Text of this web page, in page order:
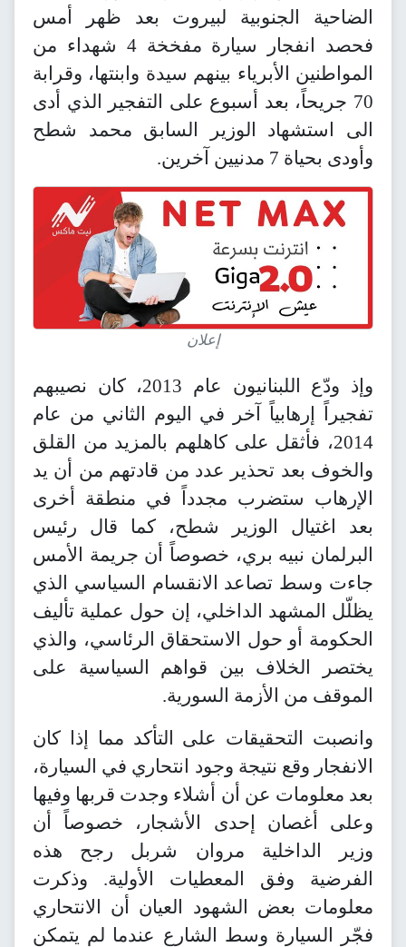
الضاحية الجنوبية لبيروت بعد ظهر أمس
فحصد انفجار سيارة مفخخة 4 شهداء من
المواطنين الأبرياء بينهم سيدة وابنتها، وقرابة
70 جريحاً، بعد أسبوع على التفجير الذي أدى
الى استشهاد الوزير السابق محمد شطح
وأودى بحياة 7 مدنيين آخرين.
إعلان
وإذ ودّع اللبنانيون عام 2013، كان نصيبهم
تفجيراً إرهابياً آخر في اليوم الثاني من عام
2014، فأثقل على كاهلهم بالمزيد من القلق
والخوف بعد تحذير عدد من قادتهم من أن يد
الإرهاب ستضرب مجدداً في منطقة أخرى
بعد اغتيال الوزير شطح، كما قال رئيس
البرلمان نبيه بري، خصوصاً أن جريمة الأمس
جاءت وسط تصاعد الانقسام السياسي الذي
يظلّل المشهد الداخلي، إن حول عملية تأليف
الحكومة أو حول الاستحقاق الرئاسي، والذي
يختصر الخلاف بين قواهم السياسية على
الموقف من الأزمة السورية.
وانصبت التحقيقات على التأكد مما إذا كان
الانفجار وقع نتيجة وجود انتحاري في السيارة،
بعد معلومات عن أن أشلاء وجدت قربها وفيها
وعلى أغصان إحدى الأشجار، خصوصاً أن
وزير الداخلية مروان شربل رجح هذه
الفرضية وفق المعطيات الأولية. وذكرت
معلومات بعض الشهود العيان أن الانتحاري
فجّر السيارة وسط الشارع عندما لم يتمكن